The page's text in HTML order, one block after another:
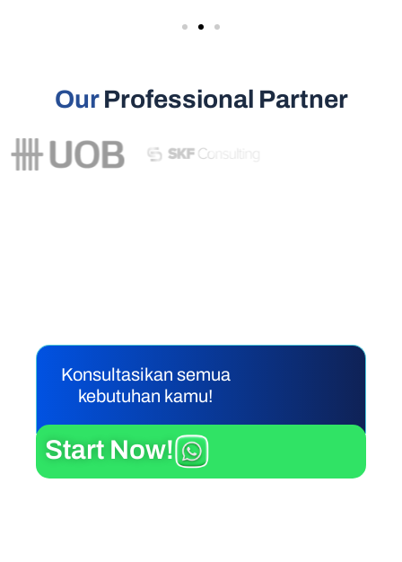
OurProfessional Partner
Konsultasikan semua
kebutuhan kamu!
Start Now!